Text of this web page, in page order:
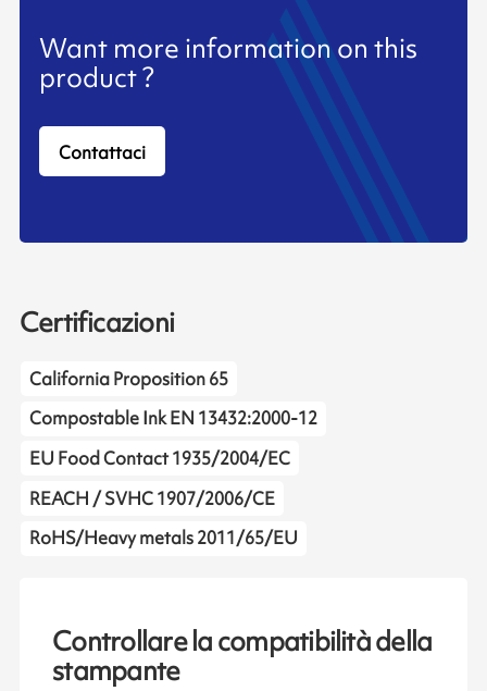
Want more information on this
product ?
Contattaci
Certificazioni
California Proposition 65
Compostable Ink EN 13432:2000-12
EU Food Contact 1935/2004/EC
REACH / SVHC 1907/2006/CE
RoHS/Heavy metals 2011/65/EU
Controllare la compatibilità della
stampante